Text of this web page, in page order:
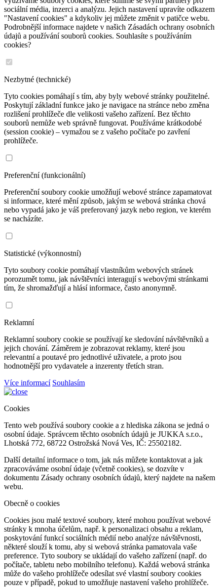
sociální média, inzerci a analýzu. Jejich nastavení upravíte odkazem
"Nastavení cookies" a kdykoliv jej můžete změnit v patičce webu.
Podrobnější informace najdete v našich Zásadách ochrany osobních
údajů a používání souborů cookies. Souhlasíte s používáním
cookies?
Nezbytné (technické)
Tyto cookies pomáhají s tím, aby byly webové stránky použitelné.
Poskytují základní funkce jako je navigace na stránce nebo změna
rozlišení prohlížeče dle velikosti vašeho zařízení. Bez těchto
souborů nemůže web správně fungovat. Používáme krátkodobé
(session cookie) – vymažou se z vašeho počítače po zavření
prohlížeče.
Preferenční (funkcionální)
Preferenční soubory cookie umožňují webové stránce zapamatovat
si informace, které mění způsob, jakým se webová stránka chová
nebo vypadá jako je váš preferovaný jazyk nebo region, ve kterém
se nacházíte.
Statistické (výkonnostní)
Tyto soubory cookie pomáhají vlastníkům webových stránek
porozumět tomu, jak návštěvníci interagují s webovými stránkami
tím, že shromažďují a hlásí informace, často anonymně.
Reklamní
Reklamní soubory cookie se používají ke sledování návštěvníků a
jejich chování. Záměrem je zobrazovat reklamy, které jsou
relevantní a poutavé pro jednotlivé uživatele, a proto jsou
hodnotnější pro vydavatele a inzerenty třetích stran.
Více informací Souhlasím
Cookies
Tento web používá soubory cookie a z hlediska zákona se jedná o
osobní údaje. Správcem těchto osobních údajů je JUKKA s.r.o.,
Lhotská 772, 68722 Ostrožská Nová Ves, IČ: 25502182.
Další detailní informace o tom, jak nás můžete kontaktovat a jak
zpracováváme osobní údaje (včetně cookies), se dozvíte v
dokumentu Zásady ochrany osobních údajů, který najdete na našem
webu.
Obecně o cookies
Cookies jsou malé textové soubory, které mohou používat webové
stránky k mnoha účelům, např. k personalizaci obsahu a reklam,
poskytování funkcí sociálních médií nebo analýze návštěvnosti,
některé slouží k tomu, aby si webová stránka pamatovala vaše
preference. Tyto soubory se ukládají do vašeho zařízení (např. do
počítače, tabletu nebo mobilního telefonu). Každá webová stránka
může do vašeho prohlížeče odesílat své vlastní soubory cookies
pouze v případě, pokud to umožňuje nastavení vašeho prohlížeče.